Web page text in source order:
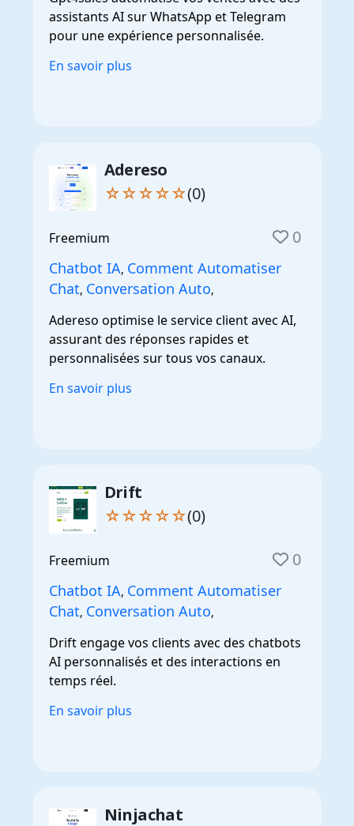
assistants AI sur WhatsApp et Telegram
pour une expérience personnalisée.
En savoir plus
Adereso
☆☆☆☆☆(0)
Freemium 0
Chatbot IA, Comment Automatiser
Chat, Conversation Auto,
Adereso optimise le service client avec AI,
assurant des réponses rapides et
personnalisées sur tous vos canaux.
En savoir plus
Drift
☆☆☆☆☆(0)
Freemium 0
Chatbot IA, Comment Automatiser
Chat, Conversation Auto,
Drift engage vos clients avec des chatbots
AI personnalisés et des interactions en
temps réel.
En savoir plus
Ninjachat